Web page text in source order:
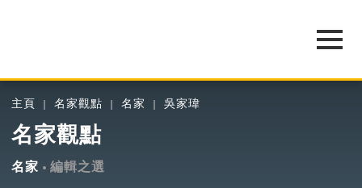
主頁 名家觀點 名家 吳家瑋
名家觀點
名家 編輯之選